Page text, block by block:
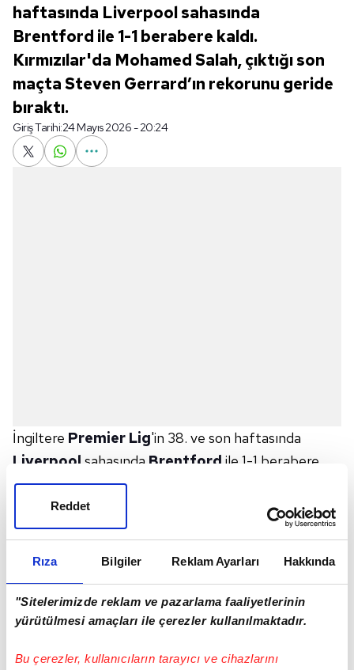
Rıza Bilgiler Reklam Ayarları Hakkında
"Sitelerimizde reklam ve pazarlama faaliyetlerinin
yürütülmesi amaçları ile çerezler kullanılmaktadır.
Bu çerezler, kullanıcıların tarayıcı ve cihazlarını
Reddet
haftasında Liverpool sahasında
Brentford ile 1-1 berabere kaldı.
Kırmızılar'da Mohamed Salah, çıktığı son
maçta Steven Gerrard’ın rekorunu geride
bıraktı.
Giriş Tarihi:24 Mayıs 2026 - 20:24
İngiltere Premier Lig'in 38. ve son haftasında
Liverpool sahasında Brentford ile 1-1 berabere
kaldı.
Anfield Road'da oynanan mücadelede ev sahibi
ekibin golünü 57. dakikada Curtis Jones kaydetti.
Konuk ekibe beraberliği getiren golü ise 63. dakikada
Bu sonuçla birlikte Liverpool ligi 60 puanla 5. sırada
tamamladı ve gelecek sezonUEFA Şampiyonlar